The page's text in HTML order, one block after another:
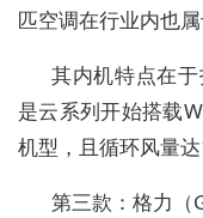
匹空调在行业内也
其内机特点在
是云系列开始搭载
机型，且循环风量
第三款：格力（